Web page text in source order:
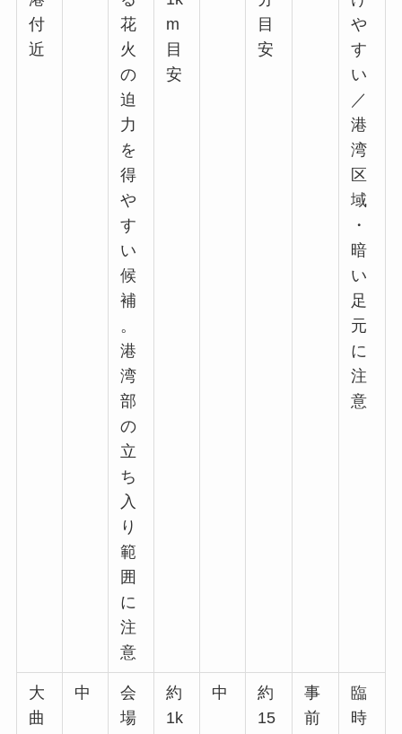
付
近
花
火
の
迫
力
を
得
や
す
い
候
補
。
港
湾
部
の
立
ち
入
り
範
囲
に
注
意
m
目
安
目
安
や
す
い
／
港
湾
区
域
・
暗
い
足
元
に
注
意
大
曲
中
会
場
約
1k
中
約
15
事
前
臨
時